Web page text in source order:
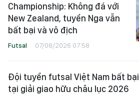
Championship: Không đá với
New Zealand, tuyển Nga vẫn
bất bại và vô địch
Futsal 07/08/2026 07:58
Đội tuyển futsal Việt Nam bất bại
tại giải giao hữu châu lục 2026